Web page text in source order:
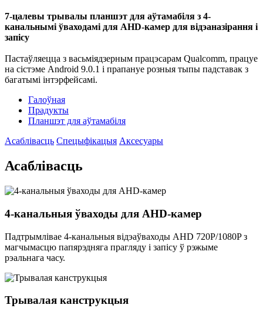
7-цалевы трывалы планшэт для аўтамабіля з 4-
канальнымі ўваходамі для AHD-камер для відэаназірання і
запісу
Пастаўляецца з васьміядзерным працэсарам Qualcomm, працуе
на сістэме Android 9.0.1 і прапануе розныя тыпы падставак з
багатымі інтэрфейсамі.
Галоўная
Прадукты
Планшэт для аўтамабіля
Асаблівасць Спецыфікацыя Аксесуары
Асаблівасць
4-канальныя ўваходы для AHD-камер
Падтрымлівае 4-канальныя відэаўваходы AHD 720P/1080P з
магчымасцю папярэдняга прагляду і запісу ў рэжыме
рэальнага часу.
Трывалая канструкцыя